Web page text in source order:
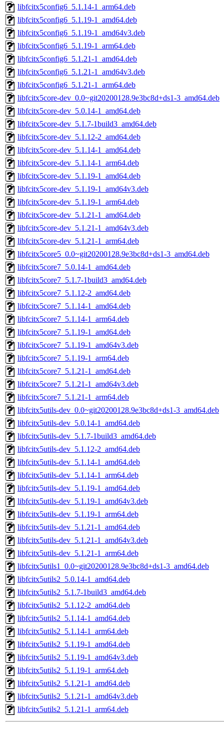
libfcitx5config6_5.1.14-1_arm64.deb
libfcitx5config6_5.1.19-1_amd64.deb
libfcitx5config6_5.1.19-1_amd64v3.deb
libfcitx5config6_5.1.19-1_arm64.deb
libfcitx5config6_5.1.21-1_amd64.deb
libfcitx5config6_5.1.21-1_amd64v3.deb
libfcitx5config6_5.1.21-1_arm64.deb
libfcitx5core-dev_0.0~git20200128.9e3bc8d+ds1-3_amd64.deb
libfcitx5core-dev_5.0.14-1_amd64.deb
libfcitx5core-dev_5.1.7-1build3_amd64.deb
libfcitx5core-dev_5.1.12-2_amd64.deb
libfcitx5core-dev_5.1.14-1_amd64.deb
libfcitx5core-dev_5.1.14-1_arm64.deb
libfcitx5core-dev_5.1.19-1_amd64.deb
libfcitx5core-dev_5.1.19-1_amd64v3.deb
libfcitx5core-dev_5.1.19-1_arm64.deb
libfcitx5core-dev_5.1.21-1_amd64.deb
libfcitx5core-dev_5.1.21-1_amd64v3.deb
libfcitx5core-dev_5.1.21-1_arm64.deb
libfcitx5core5_0.0~git20200128.9e3bc8d+ds1-3_amd64.deb
libfcitx5core7_5.0.14-1_amd64.deb
libfcitx5core7_5.1.7-1build3_amd64.deb
libfcitx5core7_5.1.12-2_amd64.deb
libfcitx5core7_5.1.14-1_amd64.deb
libfcitx5core7_5.1.14-1_arm64.deb
libfcitx5core7_5.1.19-1_amd64.deb
libfcitx5core7_5.1.19-1_amd64v3.deb
libfcitx5core7_5.1.19-1_arm64.deb
libfcitx5core7_5.1.21-1_amd64.deb
libfcitx5core7_5.1.21-1_amd64v3.deb
libfcitx5core7_5.1.21-1_arm64.deb
libfcitx5utils-dev_0.0~git20200128.9e3bc8d+ds1-3_amd64.deb
libfcitx5utils-dev_5.0.14-1_amd64.deb
libfcitx5utils-dev_5.1.7-1build3_amd64.deb
libfcitx5utils-dev_5.1.12-2_amd64.deb
libfcitx5utils-dev_5.1.14-1_amd64.deb
libfcitx5utils-dev_5.1.14-1_arm64.deb
libfcitx5utils-dev_5.1.19-1_amd64.deb
libfcitx5utils-dev_5.1.19-1_amd64v3.deb
libfcitx5utils-dev_5.1.19-1_arm64.deb
libfcitx5utils-dev_5.1.21-1_amd64.deb
libfcitx5utils-dev_5.1.21-1_amd64v3.deb
libfcitx5utils-dev_5.1.21-1_arm64.deb
libfcitx5utils1_0.0~git20200128.9e3bc8d+ds1-3_amd64.deb
libfcitx5utils2_5.0.14-1_amd64.deb
libfcitx5utils2_5.1.7-1build3_amd64.deb
libfcitx5utils2_5.1.12-2_amd64.deb
libfcitx5utils2_5.1.14-1_amd64.deb
libfcitx5utils2_5.1.14-1_arm64.deb
libfcitx5utils2_5.1.19-1_amd64.deb
libfcitx5utils2_5.1.19-1_amd64v3.deb
libfcitx5utils2_5.1.19-1_arm64.deb
libfcitx5utils2_5.1.21-1_amd64.deb
libfcitx5utils2_5.1.21-1_amd64v3.deb
libfcitx5utils2_5.1.21-1_arm64.deb